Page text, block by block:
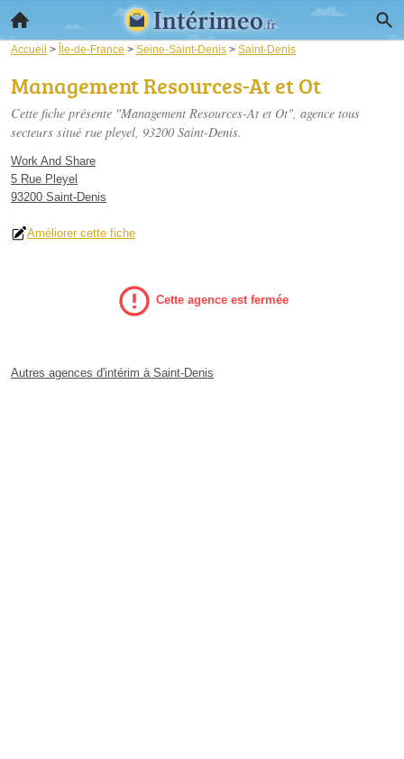
Accueil > Île-de-France > Seine-Saint-Denis > Saint-Denis
Management Resources-At et Ot
Cette fiche présente "Management Resources-At et Ot", agence tous
secteurs situé rue pleyel, 93200 Saint-Denis.
Work And Share
5 Rue Pleyel
93200 Saint-Denis
Améliorer cette fiche
Cette agence est fermée
Autres agences d'intérim à Saint-Denis